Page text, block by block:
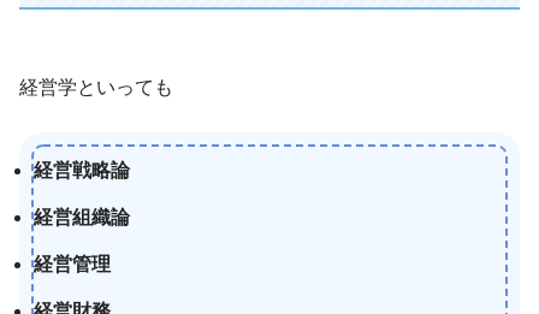
経営学といっても
経営戦略論
経営組織論
経営管理